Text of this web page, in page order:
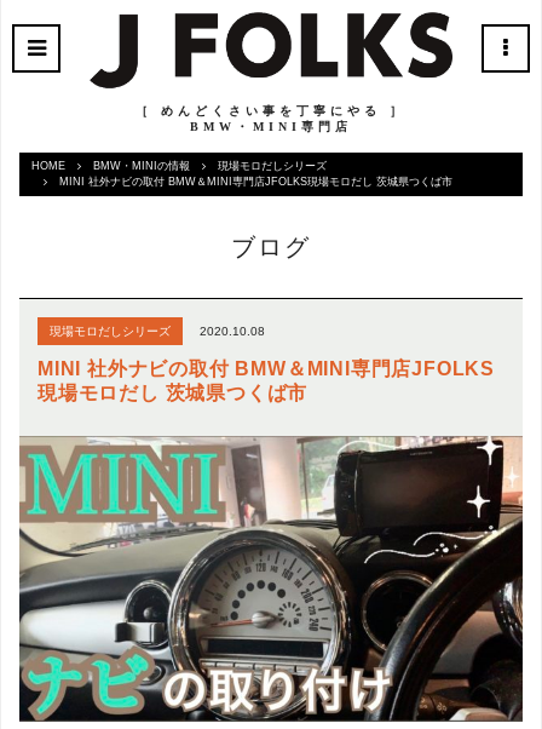
［ めんどくさい事を丁寧にやる ］
BMW・MINI専門店
HOME BMW・MINIの情報
現場モロだしシリーズ
MINI 社外ナビの取付 BMW＆MINI専門店JFOLKS現場モロだし 茨城県つくば市
ブログ
現場モロだしシリーズ 2020.10.08
MINI 社外ナビの取付 BMW＆MINI専門店JFOLKS
現場モロだし 茨城県つくば市